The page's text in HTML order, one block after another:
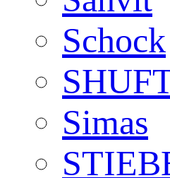
Schock
Simas